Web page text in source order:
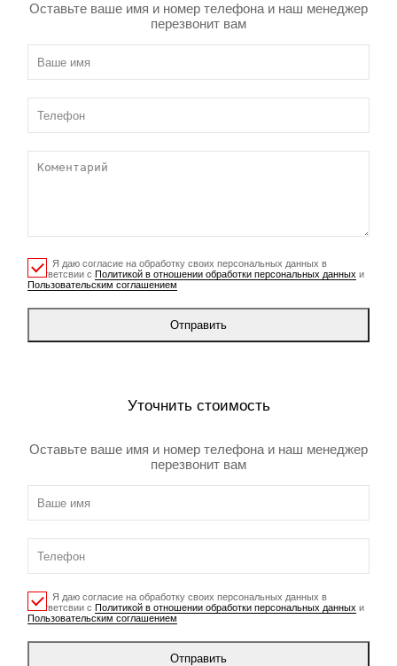
Оставьте ваше имя и номер телефона и наш менеджер
перезвонит вам
Я даю согласие на обработку своих персональных данных в
соответсвии с Политикой в отношении обработки персональных данных и
Пользовательским соглашением
Отправить
Уточнить стоимость
Оставьте ваше имя и номер телефона и наш менеджер
перезвонит вам
Я даю согласие на обработку своих персональных данных в
соответсвии с Политикой в отношении обработки персональных данных и
Пользовательским соглашением
Отправить